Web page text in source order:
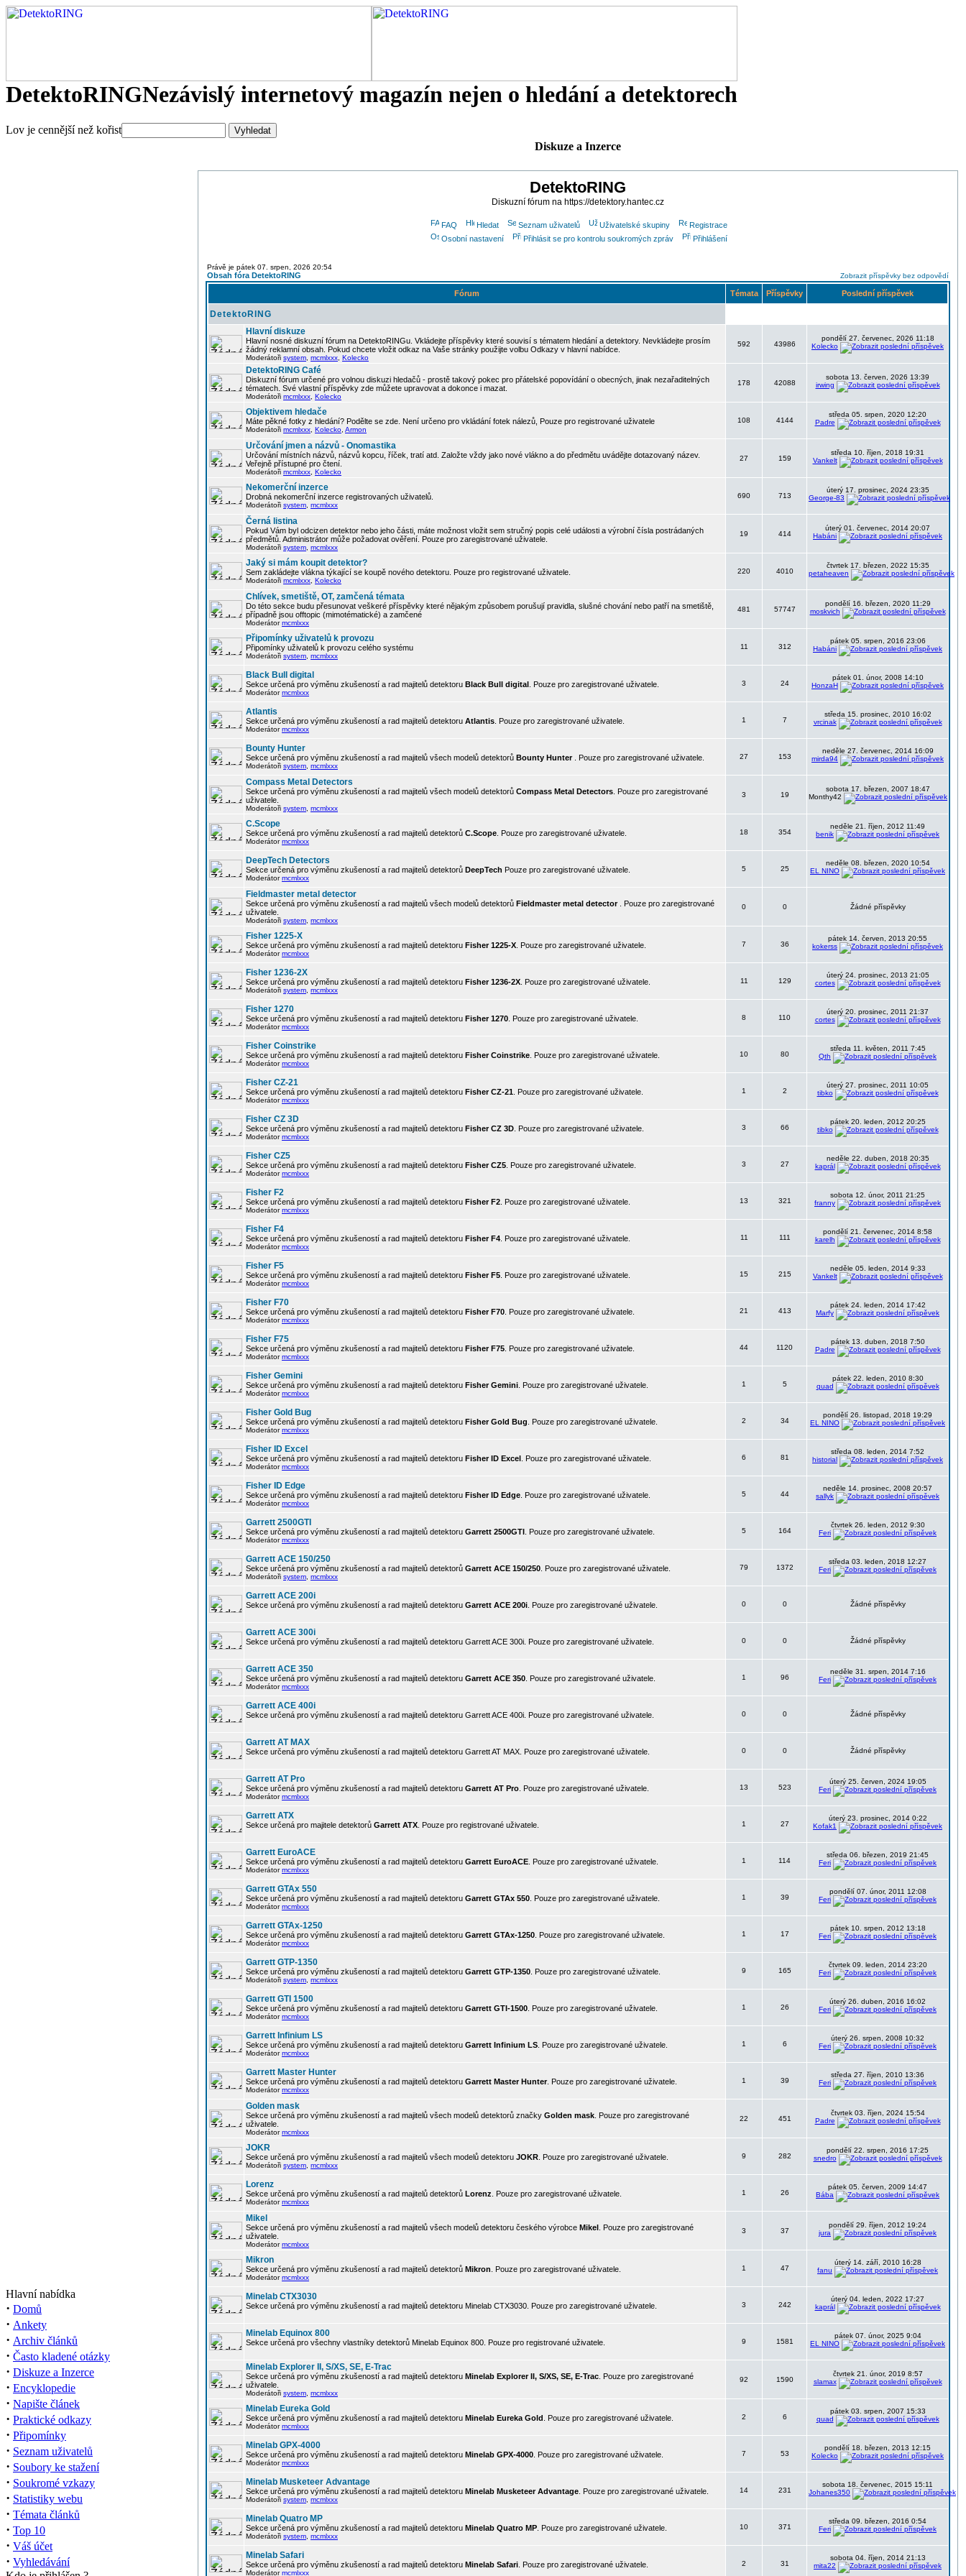
DetektoRINGNezávislý internetový magazín nejen o hledání a detektorech
Lov je cennější než kořist
Hlavní nabídka
· Domů
· Ankety
· Archiv článků
· Často kladené otázky
· Diskuze a Inzerce
· Encyklopedie
· Napište článek
· Praktické odkazy
· Připomínky
· Seznam uživatelů
· Soubory ke stažení
· Soukromé vzkazy
· Statistiky webu
· Témata článků
· Top 10
· Váš účet
· Vyhledávání
Diskuze a Inzerce
DetektoRING
Diskuzní fórum na https://detektory.hantec.cz
FAQ Hledat Seznam uživatelů Uživatelské skupiny
Registrace
Osobní nastavení
Přihlásit se pro kontrolu soukromých zpráv Přihlášení
Právě je pátek 07. srpen, 2026 20:54
Obsah fóra DetektoRING Zobrazit příspěvky bez odpovědí
Fórum Témata Příspěvky Poslední příspěvek
DetektoRING
Hlavní diskuze
Hlavní nosné diskuzní fórum na DetektoRINGu. Vkládejte příspěvky které souvisí s tématem hledání a detektory. Nevkládejte prosím
žádný reklamní obsah. Pokud chcete vložit odkaz na Vaše stránky použijte volbu Odkazy v hlavní nabídce.
Moderátoři system mcmlxxx Kolecko
592 43986
pondělí 27. červenec, 2026 11:18
Kolecko
DetektoRING Café
Diskuzní fórum určené pro volnou diskuzi hledačů - prostě takový pokec pro přátelské popovídání o obecných, jinak nezařaditelných
tématech. Své vlastní příspěvky zde můžete upravovat a dokonce i mazat.
Moderátoři mcmlxxx Kolecko
178 42088
sobota 13. červen, 2026 13:39
irwing
Objektivem hledače
Máte pěkné fotky z hledání? Podělte se zde. Není určeno pro vkládání fotek nálezů, Pouze pro registrované uživatele
Moderátoři mcmlxxx Kolecko Armon
108 4144
středa 05. srpen, 2020 12:20
Padre
Určování jmen a názvů - Onomastika
Určování místních názvů, názvů kopcu, říček, tratí atd. Založte vždy jako nové vlákno a do předmětu uvádějte dotazovaný název.
Veřejně přístupné pro čtení.
Moderátoři mcmlxxx Kolecko
27 159
středa 10. říjen, 2018 19:31
Vankelt
Nekomerční inzerce
Drobná nekomerční inzerce registrovaných uživatelů.
Moderátoři system mcmlxxx
690 713
úterý 17. prosinec, 2024 23:35
George-83
Černá listina
Pokud Vám byl odcizen detektor nebo jeho části, máte možnost vložit sem stručný popis celé události a výrobní čísla postrádaných
předmětů. Administrátor může požadovat ověření. Pouze pro zaregistrované uživatele.
Moderátoři system mcmlxxx
19 414
úterý 01. červenec, 2014 20:07
Habáni
Jaký si mám koupit detektor?
Sem zakládejte vlákna týkající se koupě nového detektoru. Pouze pro registrované uživatele.
Moderátoři mcmlxxx Kolecko
220 4010
čtvrtek 17. březen, 2022 15:35
petaheaven
Chlívek, smetiště, OT, zamčená témata
Do této sekce budu přesunovat veškeré příspěvky které nějakým způsobem porušují pravidla, slušné chování nebo patří na smetiště,
případně jsou offtopic (mimotématické) a zamčené
Moderátormcmlxxx
481 57747
pondělí 16. březen, 2020 11:29
moskvich
Připomínky uživatelů k provozu
Připomínky uživatelů k provozu celého systému
Moderátoři system mcmlxxx
11 312
pátek 05. srpen, 2016 23:06
Habáni
Black Bull digital
Sekce určená pro výměnu zkušeností a rad majitelů detektoru Black Bull digital . Pouze pro zaregistrované uživatele.
Moderátormcmlxxx
3 24
pátek 01. únor, 2008 14:10
HonzaH
Atlantis
Sekce určená pro výměnu zkušeností a rad majitelů detektoru Atlantis . Pouze pro zaregistrované uživatele.
Moderátormcmlxxx
1 7
středa 15. prosinec, 2010 16:02
vrcinak
Bounty Hunter
Sekce určená pro výměnu zkušeností a rad majitelů všech modelů detektorů Bounty Hunter . Pouze pro zaregistrované uživatele.
Moderátoři system mcmlxxx
27 153
neděle 27. červenec, 2014 16:09
mirda94
Compass Metal Detectors
Sekce určená pro výměnu zkušeností a rad majitelů všech modelů detektorů Compass Metal Detectors . Pouze pro zaregistrované
uživatele.
Moderátoři system mcmlxxx
3 19
sobota 17. březen, 2007 18:47
Monthy42
C.Scope
Sekce určená pro výměnu zkušeností a rad majitelů detektorů C.Scope . Pouze pro zaregistrované uživatele.
Moderátormcmlxxx
18 354
neděle 21. říjen, 2012 11:49
benik
DeepTech Detectors
Sekce určená pro výměnu zkušeností a rad majitelů detektorů DeepTech Pouze pro zaregistrované uživatele.
Moderátormcmlxxx
5 25
neděle 08. březen, 2020 10:54
EL NINO
Fieldmaster metal detector
Sekce určená pro výměnu zkušeností a rad majitelů všech modelů detektorů Fieldmaster metal detector. Pouze pro zaregistrované
uživatele.
Moderátoři system mcmlxxx
0 0 Žádné příspěvky
Fisher 1225-X
Sekce určená pro výměnu zkušeností a rad majitelů detektoru Fisher 1225-X . Pouze pro zaregistrované uživatele.
Moderátormcmlxxx
7 36
pátek 14. červen, 2013 20:55
kokerss
Fisher 1236-2X
Sekce určená pro výměnu zkušeností a rad majitelů detektoru Fisher 1236-2X . Pouze pro zaregistrované uživatele.
Moderátoři system mcmlxxx
11 129
úterý 24. prosinec, 2013 21:05
cortes
Fisher 1270
Sekce určená pro výměnu zkušeností a rad majitelů detektoru Fisher 1270 . Pouze pro zaregistrované uživatele.
Moderátormcmlxxx
8 110
úterý 20. prosinec, 2011 21:37
cortes
Fisher Coinstrike
Sekce určená pro výměnu zkušeností a rad majitelů detektoru Fisher Coinstrike . Pouze pro zaregistrované uživatele.
Moderátormcmlxxx
10 80
středa 11. květen, 2011 7:45
Qth
Fisher CZ-21
Sekce určená pro výměnu zkušeností a rad majitelů detektoru Fisher CZ-21 . Pouze pro zaregistrované uživatele.
Moderátormcmlxxx
1 2
úterý 27. prosinec, 2011 10:05
tibko
Fisher CZ 3D
Sekce určená pro výměnu zkušeností a rad majitelů detektoru Fisher CZ 3D . Pouze pro zaregistrované uživatele.
Moderátormcmlxxx
3 66
pátek 20. leden, 2012 20:25
tibko
Fisher CZ5
Sekce určená pro výměnu zkušeností a rad majitelů detektoru Fisher CZ5 . Pouze pro zaregistrované uživatele.
Moderátormcmlxxx
3 27
neděle 22. duben, 2018 20:35
kaprál
Fisher F2
Sekce určená pro výměnu zkušeností a rad majitelů detektoru Fisher F2 . Pouze pro zaregistrované uživatele.
Moderátormcmlxxx
13 321
sobota 12. únor, 2011 21:25
franny
Fisher F4
Sekce určená pro výměnu zkušeností a rad majitelů detektoru Fisher F4 . Pouze pro zaregistrované uživatele.
Moderátormcmlxxx
11 111
pondělí 21. červenec, 2014 8:58
karelh
Fisher F5
Sekce určená pro výměnu zkušeností a rad majitelů detektoru Fisher F5 . Pouze pro zaregistrované uživatele.
Moderátormcmlxxx
15 215
neděle 05. leden, 2014 9:33
Vankelt
Fisher F70
Sekce určená pro výměnu zkušeností a rad majitelů detektoru Fisher F70 . Pouze pro zaregistrované uživatele.
Moderátormcmlxxx
21 413
pátek 24. leden, 2014 17:42
Marfy
Fisher F75
Sekce určená pro výměnu zkušeností a rad majitelů detektoru Fisher F75 . Pouze pro zaregistrované uživatele.
Moderátormcmlxxx
44 1120
pátek 13. duben, 2018 7:50
Padre
Fisher Gemini
Sekce určená pro výměnu zkušeností a rad majitelů detektoru Fisher Gemini . Pouze pro zaregistrované uživatele.
Moderátormcmlxxx
1 5
pátek 22. leden, 2010 8:30
quad
Fisher Gold Bug
Sekce určená pro výměnu zkušeností a rad majitelů detektoru Fisher Gold Bug . Pouze pro zaregistrované uživatele.
Moderátormcmlxxx
2 34
pondělí 26. listopad, 2018 19:29
EL NINO
Fisher ID Excel
Sekce určená pro výměnu zkušeností a rad majitelů detektoru Fisher ID Excel . Pouze pro zaregistrované uživatele.
Moderátormcmlxxx
6 81
středa 08. leden, 2014 7:52
historial
Fisher ID Edge
Sekce určená pro výměnu zkušeností a rad majitelů detektoru Fisher ID Edge . Pouze pro zaregistrované uživatele.
Moderátormcmlxxx
5 44
neděle 14. prosinec, 2008 20:57
sallyk
Garrett 2500GTI
Sekce určená pro výměnu zkušeností a rad majitelů detektoru Garrett 2500GTI . Pouze pro zaregistrované uživatele.
Moderátormcmlxxx
5 164
čtvrtek 26. leden, 2012 9:30
Feri
Garrett ACE 150/250
Sekce určená pro výměnu zkušeností a rad majitelů detektorů Garrett ACE 150/250 . Pouze pro zaregistrované uživatele.
Moderátoři system mcmlxxx
79 1372
středa 03. leden, 2018 12:27
Feri
Garrett ACE 200i
Sekce určená pro výměnu zkušeností a rad majitelů detektoru Garrett ACE 200i . Pouze pro zaregistrované uživatele. 0 0 Žádné příspěvky
Garrett ACE 300i
Sekce určená pro výměnu zkušeností a rad majitelů detektoru Garrett ACE 300i. Pouze pro zaregistrované uživatele. 0 0 Žádné příspěvky
Garrett ACE 350
Sekce určená pro výměnu zkušeností a rad majitelů detektoru Garrett ACE 350 . Pouze pro zaregistrované uživatele.
Moderátormcmlxxx
1 96
neděle 31. srpen, 2014 7:16
Feri
Garrett ACE 400i
Sekce určená pro výměnu zkušeností a rad majitelů detektoru Garrett ACE 400i. Pouze pro zaregistrované uživatele. 0 0 Žádné příspěvky
Garrett AT MAX
Sekce určená pro výměnu zkušeností a rad majitelů detektoru Garrett AT MAX. Pouze pro zaregistrované uživatele. 0 0 Žádné příspěvky
Garrett AT Pro
Sekce určená pro výměnu zkušeností a rad majitelů detektoru Garrett AT Pro . Pouze pro zaregistrované uživatele.
Moderátormcmlxxx
13 523
úterý 25. červen, 2024 19:05
Feri
Garrett ATX
Sekce určená pro majitele detektorů Garrett ATX . Pouze pro registrované uživatele. 1 27
úterý 23. prosinec, 2014 0:22
Kofak1
Garrett EuroACE
Sekce určená pro výměnu zkušeností a rad majitelů detektoru Garrett EuroACE . Pouze pro zaregistrované uživatele.
Moderátormcmlxxx
1 114
středa 06. březen, 2019 21:45
Feri
Garrett GTAx 550
Sekce určená pro výměnu zkušeností a rad majitelů detektoru Garrett GTAx 550 . Pouze pro zaregistrované uživatele.
Moderátormcmlxxx
1 39
pondělí 07. únor, 2011 12:08
Feri
Garrett GTAx-1250
Sekce určená pro výměnu zkušeností a rad majitelů detektoru Garrett GTAx-1250 . Pouze pro zaregistrované uživatele.
Moderátormcmlxxx
1 17
pátek 10. srpen, 2012 13:18
Feri
Garrett GTP-1350
Sekce určená pro výměnu zkušeností a rad majitelů detektoru Garrett GTP-1350 . Pouze pro zaregistrované uživatele.
Moderátoři system mcmlxxx
9 165
čtvrtek 09. leden, 2014 23:20
Feri
Garrett GTI 1500
Sekce určená pro výměnu zkušeností a rad majitelů detektoru Garrett GTI-1500 . Pouze pro zaregistrované uživatele.
Moderátormcmlxxx
1 26
úterý 26. duben, 2016 16:02
Feri
Garrett Infinium LS
Sekce určená pro výměnu zkušeností a rad majitelů detektoru Garrett Infinium LS . Pouze pro zaregistrované uživatele.
Moderátormcmlxxx
1 6
úterý 26. srpen, 2008 10:32
Feri
Garrett Master Hunter
Sekce určená pro výměnu zkušeností a rad majitelů detektoru Garrett Master Hunter. Pouze pro zaregistrované uživatele.
Moderátormcmlxxx
1 39
středa 27. říjen, 2010 13:36
Feri
Golden mask
Sekce určená pro výměnu zkušeností a rad majitelů všech modelů detektorů značky Golden mask . Pouze pro zaregistrované
uživatele.
Moderátormcmlxxx
22 451
čtvrtek 03. říjen, 2024 15:54
Padre
JOKR
Sekce určená pro výměnu zkušeností a rad majitelů všech modelů detektoru JOKR . Pouze pro zaregistrované uživatele.
Moderátoři system mcmlxxx
9 282
pondělí 22. srpen, 2016 17:25
snedro
Lorenz
Sekce určená pro výměnu zkušeností a rad majitelů detektorů Lorenz . Pouze pro zaregistrované uživatele.
Moderátormcmlxxx
1 26
pátek 05. červen, 2009 14:47
Bába
Mikel
Sekce určená pro výměnu zkušeností a rad majitelů všech modelů detektoru českého výrobce Mikel . Pouze pro zaregistrované
uživatele.
Moderátormcmlxxx
3 37
pondělí 29. říjen, 2012 19:24
jura
Mikron
Sekce určená pro výměnu zkušeností a rad majitelů detektorů Mikron . Pouze pro zaregistrované uživatele.
Moderátormcmlxxx
1 47
úterý 14. září, 2010 16:28
fanu
Minelab CTX3030
Sekce určená pro výměnu zkušeností a rad majitelů detektoru Minelab CTX3030. Pouze pro zaregistrované uživatele. 3 242
úterý 04. leden, 2022 17:27
kaprál
Minelab Equinox 800
Sekce určená pro všechny vlastníky detektorů Minelab Equinox 800. Pouze pro registrované uživatele. 9 1581
pátek 07. únor, 2025 9:04
EL NINO
Minelab Explorer II, S/XS, SE, E-Trac
Sekce určená pro výměnu zkušeností a rad majitelů detektoru Minelab Explorer II, S/XS, SE, E-Trac . Pouze pro zaregistrované
uživatele.
Moderátoři system mcmlxxx
92 1590
čtvrtek 21. únor, 2019 8:57
slamax
Minelab Eureka Gold
Sekce určená pro výměnu zkušeností a rad majitelů detektoru Minelab Eureka Gold . Pouze pro zaregistrované uživatele.
Moderátormcmlxxx
2 6
pátek 03. srpen, 2007 15:33
quad
Minelab GPX-4000
Sekce určená pro výměnu zkušeností a rad majitelů detektoru Minelab GPX-4000 . Pouze pro zaregistrované uživatele.
Moderátormcmlxxx
7 53
pondělí 18. březen, 2013 12:15
Kolecko
Minelab Musketeer Advantage
Sekce určená pro výměnu zkušeností a rad majitelů detektoru Minelab Musketeer Advantage . Pouze pro zaregistrované uživatele.
Moderátoři system mcmlxxx
14 231
sobota 18. červenec, 2015 15:11
Johanes350
Minelab Quatro MP
Sekce určená pro výměnu zkušeností a rad majitelů detektoru Minelab Quatro MP . Pouze pro zaregistrované uživatele.
Moderátoři system mcmlxxx
10 371
středa 09. březen, 2016 0:54
Feri
Minelab Safari
Sekce určená pro výměnu zkušeností a rad majitelů detektoru Minelab Safari . Pouze pro zaregistrované uživatele.
Moderátormcmlxxx
2 31
sobota 04. říjen, 2014 21:13
mita22